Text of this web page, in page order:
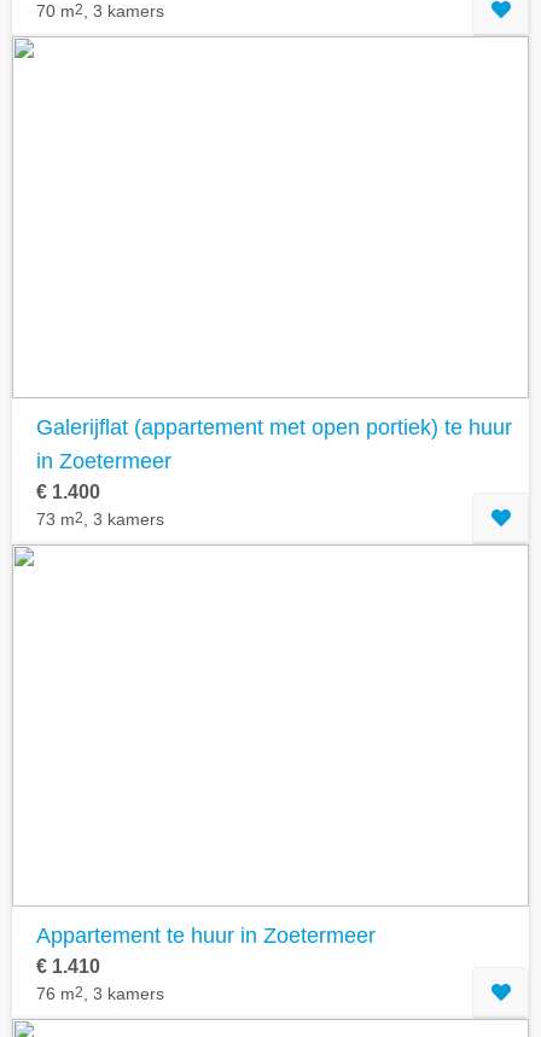
70 m2 , 3 kamers
Galerijflat (appartement met open portiek) te huur
in Zoetermeer
€ 1.400
73 m2 , 3 kamers
Appartement te huur in Zoetermeer
€ 1.410
76 m2 , 3 kamers